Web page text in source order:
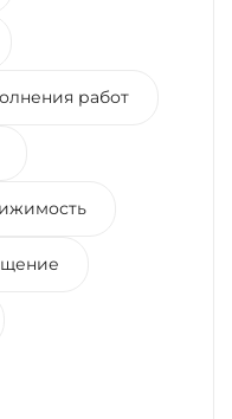
работ